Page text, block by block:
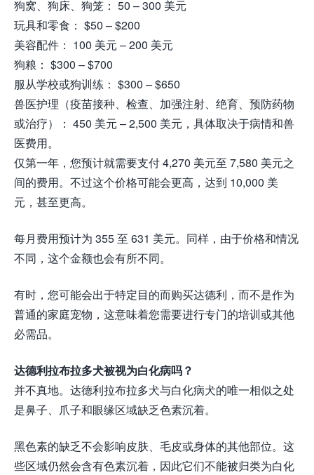
狗窝、狗床、狗笼： 50 – 300 美元
玩具和零食： $50 – $200
美容配件： 100 美元 – 200 美元
狗粮： $300 – $700
服从学校或狗训练： $300 – $650
兽医护理（疫苗接种、检查、加强注射、绝育、预防药物
或治疗）： 450 美元 – 2,500 美元，具体取决于病情和兽
医费用。
仅第一年，您预计就需要支付 4,270 美元至 7,580 美元之
间的费用。不过这个价格可能会更高，达到 10,000 美
元，甚至更高。
每月费用预计为 355 至 631 美元。同样，由于价格和情况
不同，这个金额也会有所不同。
有时，您可能会出于特定目的而购买达德利，而不是作为
普通的家庭宠物，这意味着您需要进行专门的培训或其他
必需品。
达德利拉布拉多犬被视为白化病吗？
并不真地。达德利拉布拉多犬与白化病犬的唯一相似之处
是鼻子、爪子和眼缘区域缺乏色素沉着。
黑色素的缺乏不会影响皮肤、毛皮或身体的其他部位。这
些区域仍然会含有色素沉着，因此它们不能被归类为白化